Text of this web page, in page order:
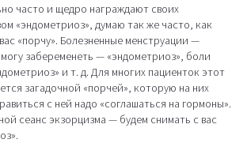
часто и щедро награждают своих
«эндометриоз», думаю так же часто, как
«порчу». Болезненные менструации —
забеременеть — «эндометриоз», боли
и т. д. Для многих пациенток этот
загадочной «порчей», которую на них
с ней надо «соглашаться на гормоны».
сеанс экзорцизма — будем снимать с вас